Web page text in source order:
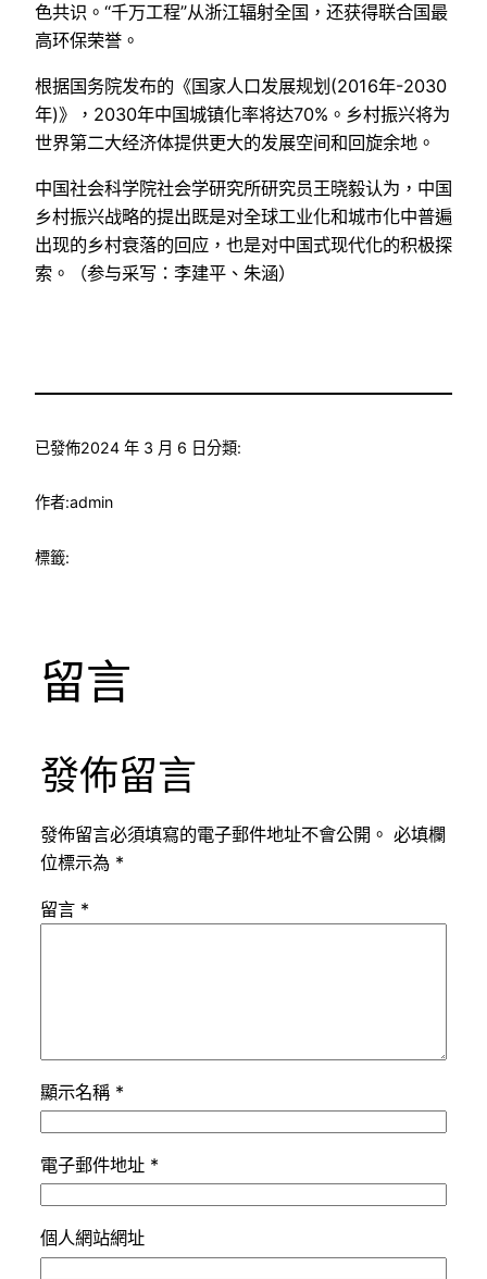
色共识。“千万工程”从浙江辐射全国，还获得联合国最
高环保荣誉。
根据国务院发布的《国家人口发展规划(2016年-2030
年)》，2030年中国城镇化率将达70%。乡村振兴将为
世界第二大经济体提供更大的发展空间和回旋余地。
中国社会科学院社会学研究所研究员王晓毅认为，中国
乡村振兴战略的提出既是对全球工业化和城市化中普遍
出现的乡村衰落的回应，也是对中国式现代化的积极探
索。（参与采写：李建平、朱涵）
已發佈2024 年 3 月 6 日分類:
作者:admin
標籤:
留言
發佈留言
發佈留言必須填寫的電子郵件地址不會公開。 必填欄
位標示為 *
留言 *
顯示名稱 *
電子郵件地址 *
個人網站網址